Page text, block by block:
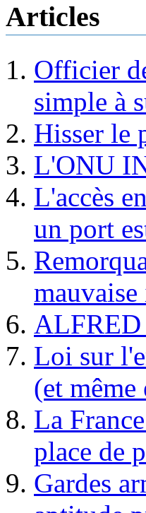
Articles
Officier
simple à
Hisser le
L'ONU
L'accès
un port
mauvaise
Loi sur
(et
La
place de
Gardes